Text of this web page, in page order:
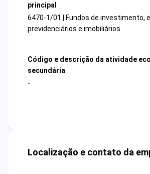
principal
6470-1/01 | Fundos de investimento,
previdenciários e imobiliários
Código e descrição da atividade
secundária
-
Localização e contato da